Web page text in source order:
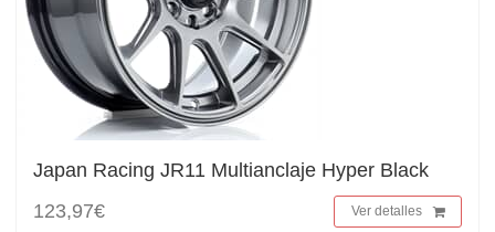
Japan Racing JR11 Multianclaje Hyper Black
123,97€
Ver detalles